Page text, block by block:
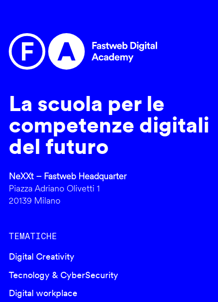
La scuola per le
competenze digitali
del futuro
NeXXt – Fastweb Headquarter
Piazza Adriano Olivetti 1
20139 Milano
TEMATICHE
Digital Creativity
Tecnology & CyberSecurity
Digital workplace